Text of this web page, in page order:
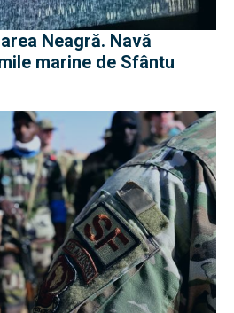
Neagră. Navă
marine de Sfântu